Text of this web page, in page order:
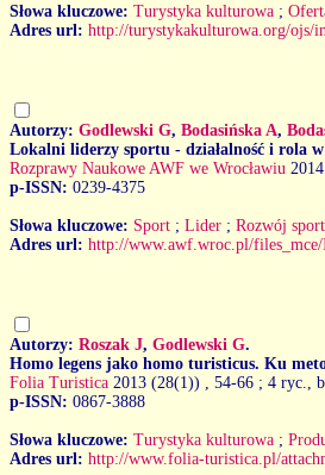
Słowa kluczowe: Turystyka kulturowa ;
Adres url: http://turystykakulturowa.org/ojs/
Autorzy: Godlewski G, Bodasińska A,
Lokalni liderzy sportu - działalność i rola
Rozprawy Naukowe AWF we Wrocławiu
p-ISSN: 0239-4375
Słowa kluczowe: Sport ; Lider ; Rozwój
Adres url: http://www.awf.wroc.pl/
Autorzy: Roszak J, Godlewski G.
Homo legens jako homo turisticus. Ku
Folia Turistica 2013 (28(1))
, 54-66 ; 4 ryc.,
p-ISSN: 0867-3888
Słowa kluczowe: Turystyka kulturowa ;
Adres url: http://www.folia-turistica.pl/